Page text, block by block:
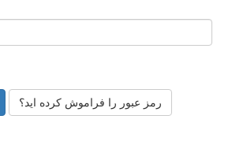
رمز عبور را فراموش کرده اید؟